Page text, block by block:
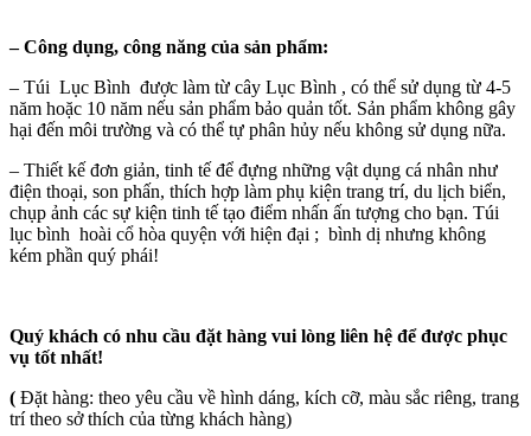
–Công dụng, công năng của sản phẩm:
– Túi Lục Bình được làm từ cây Lục Bình , có thể sử dụng từ 4-5
năm hoặc 10 năm nếu sản phẩm bảo quản tốt. Sản phẩm không gây
hại đến môi trường và có thể tự phân hủy nếu không sử dụng nữa.
– Thiết kế đơn giản, tinh tế để đựng những vật dụng cá nhân như
điện thoại, son phấn, thích hợp làm phụ kiện trang trí, du lịch biển,
chụp ảnh các sự kiện tinh tế tạo điểm nhấn ấn tượng cho bạn. Túi
lục bình hoài cổ hòa quyện với hiện đại ; bình dị nhưng không
kém phần quý phái!
Quý khách có nhu cầu đặt hàng vui lòng liên hệ để được phục
vụ tốt nhất!
( Đặt hàng: theo yêu cầu về hình dáng, kích cỡ, màu sắc riêng, trang
trí theo sở thích của từng khách hàng)